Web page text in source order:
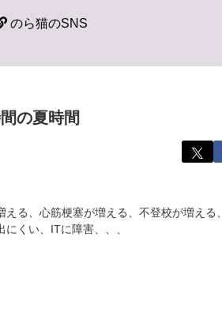
のら猫のSNS
の夏時間
る、心筋梗塞が増える、不登校が増える、
くい、ITに障害、、、